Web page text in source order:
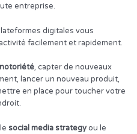
entreprise.
digitales vous
facilement et rapidement.
notoriété, capter de nouveaux
lancer un nouveau produit,
en place pour toucher votre
social media strategyou le